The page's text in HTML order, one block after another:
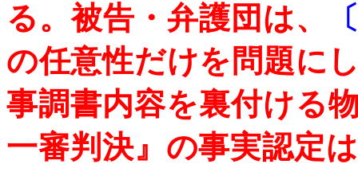
る。被告・弁護団は、
の任意性だけを問題に
事調書内容を裏付ける
一審判決』の事実認定